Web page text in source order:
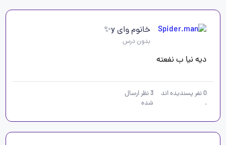
خانوم وای y✨
بدون درس
دیه نیا ب نفعته
0نفر پسندیده اند
.
3نظر ارسال
شده